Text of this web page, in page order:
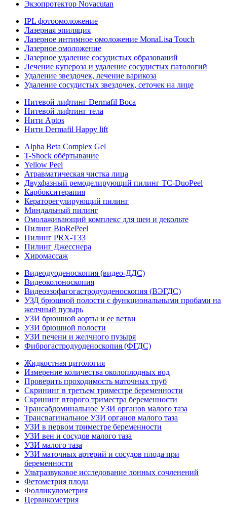
Экзопротектор Novacutan
IPL фотоомоложение
Лазерная эпиляция
Лазерное интимное омоложение MonaLisa Touch
Лазерное омоложение
Лазерное удаление сосудистых образований
Лечение купероза и удаление сосудистых патологий
Удаление звездочек, лечение варикоза
Удаление сосудистых звездочек, сеточек на лице
Нитевой лифтинг Dermafil Boca
Нитевой лифтинг тела
Нити Aptos
Нити Dermafil Happy lift
Alpha Beta Complex Gel
T-Shock обёртывание
Yellow Peel
Атравматическая чистка лица
Двухфазный ремоделирующий пилинг TC-DuoPeel
Карбокситерапия
Кераторегулирующий пилинг
Миндальный пилинг
Омолаживающий комплекс для шеи и декольте
Пилинг BioRePeel
Пилинг PRX-T33
Пилинг Джесснера
Хиромассаж
Видеодуоденоскопия (видео-ДДС)
Видеоколоноскопия
Видеоэзофагогастродуоденоскопия (ВЭГДС)
УЗД брюшной полости с функциональными пробами на
желчный пузырь
УЗИ брюшной аорты и ее ветви
УЗИ брюшной полости
УЗИ печени и желчного пузыря
Фиброгастродуоденоскопия (ФГДС)
Жидкостная цитология
Измерение количества околоплодных вод
Проверить проходимость маточных труб
Скрининг в третьем триместре беременности
Скрининг второго триместра беременности
Трансабдоминальное УЗИ органов малого таза
Трансвагинальное УЗИ органов малого таза
УЗИ в первом триместре беременности
УЗИ вен и сосудов малого таза
УЗИ малого таза
УЗИ маточных артерий и сосудов плода при
беременности
Ультразвуковое исследование лонных сочленений
Фетометрия плода
Фолликулометрия
Цервикометрия